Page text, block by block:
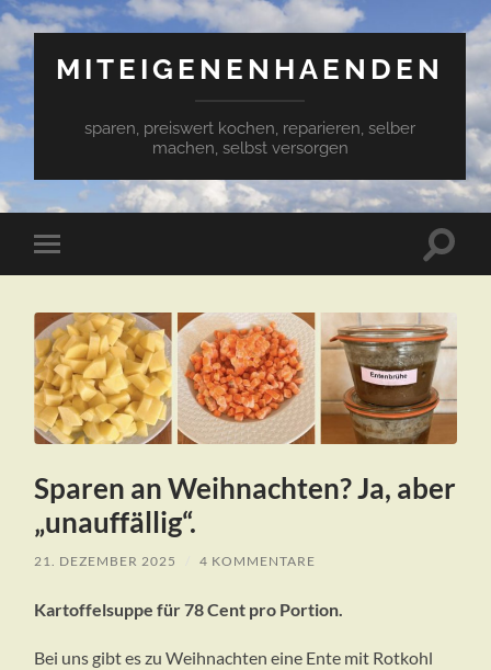
MITEIGENENHAENDEN
sparen, preiswert kochen, reparieren, selber
machen, selbst versorgen
Mobile-
Menü
Sparen an Weihnachten? Ja, aber
„unauffällig“.
21. DEZEMBER 2025 4 KOMMENTARE
Kartoffelsuppe für 78 Cent pro Portion.
Bei uns gibt es zu Weihnachten eine Ente mit Rotkohl